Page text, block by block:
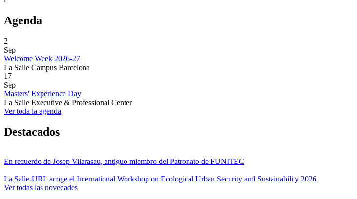
Agenda
2
Sep
Welcome Week 2026-27
La Salle Campus Barcelona
17
Sep
Masters' Experience Day
La Salle Executive & Professional Center
Ver toda la agenda
Destacados
En recuerdo de Josep Vilarasau, antiguo miembro del Patronato de FUNITEC
La Salle-URL acoge el International Workshop on Ecological Urban Security and Sustainability 2026.
Ver todas las novedades